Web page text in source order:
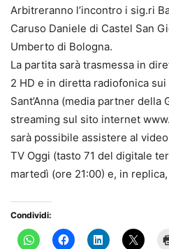
Arbitreranno l’incontro i sig.ri
Caruso Daniele di Castel San
Umberto di Bologna.
La partita sarà trasmessa in
2 HD e in diretta radiofonica
Sant’Anna (media partner della
streaming sul sito internet
sarà possibile assistere al
TV Oggi (tasto 71 del digitale
martedì (ore 21:00) e, in
Condividi: